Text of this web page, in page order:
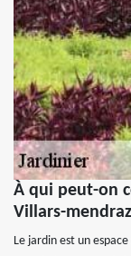
À qui peut-on
Villars-
Le jardin est un